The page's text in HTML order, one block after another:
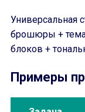
Универсальная
брошюры + тема
блоков +
Примеры